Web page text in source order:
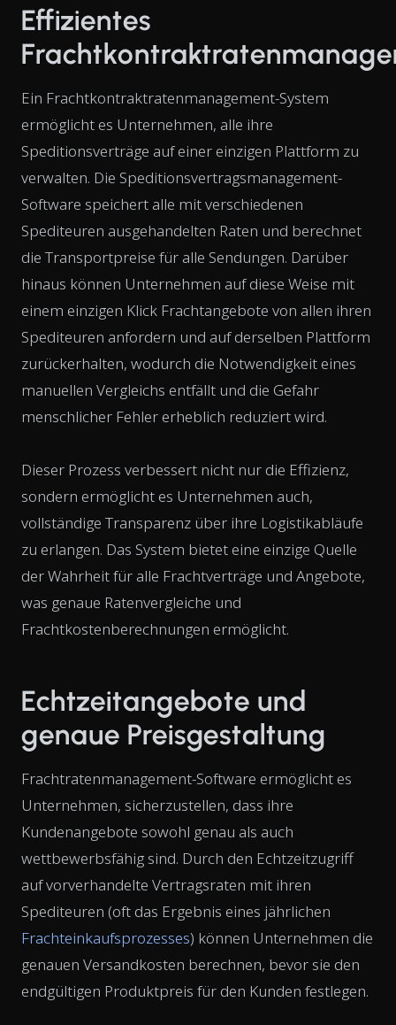
Effizientes
Ein Frachtkontraktratenmanagement-System
ermöglicht es Unternehmen, alle ihre
Speditionsverträge auf einer einzigen Plattform zu
verwalten. Die Speditionsvertragsmanagement-
Software speichert alle mit verschiedenen
Spediteuren ausgehandelten Raten und berechnet
die Transportpreise für alle Sendungen. Darüber
hinaus können Unternehmen auf diese Weise mit
einem einzigen Klick Frachtangebote von allen ihren
Spediteuren anfordern und auf derselben Plattform
zurückerhalten, wodurch die Notwendigkeit eines
manuellen Vergleichs entfällt und die Gefahr
menschlicher Fehler erheblich reduziert wird.
Dieser Prozess verbessert nicht nur die Effizienz,
sondern ermöglicht es Unternehmen auch,
vollständige Transparenz über ihre Logistikabläufe
zu erlangen. Das System bietet eine einzige Quelle
der Wahrheit für alle Frachtverträge und Angebote,
was genaue Ratenvergleiche und
Frachtkostenberechnungen ermöglicht.
Echtzeitangebote und
genaue Preisgestaltung
Frachtratenmanagement-Software ermöglicht es
Unternehmen, sicherzustellen, dass ihre
Kundenangebote sowohl genau als auch
wettbewerbsfähig sind. Durch den Echtzeitzugriff
auf vorverhandelte Vertragsraten mit ihren
Spediteuren (oft das Ergebnis eines jährlichen
Frachteinkaufsprozesses) können Unternehmen die
genauen Versandkosten berechnen, bevor sie den
endgültigen Produktpreis für den Kunden festlegen.